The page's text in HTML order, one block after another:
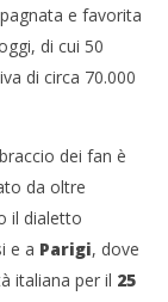
e favorita
di cui 50
di circa 70.000
dei fan è
da oltre
il dialetto
e a Parigi, dove
italiana per il 25